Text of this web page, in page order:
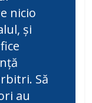
nicio
și
Să
au